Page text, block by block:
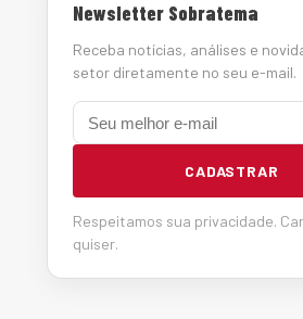
Newsletter Sobratema
Receba notícias, análises e
setor diretamente no seu e-mail.
E-mail
CADASTRAR
Respeitamos sua privacidade.
quiser.